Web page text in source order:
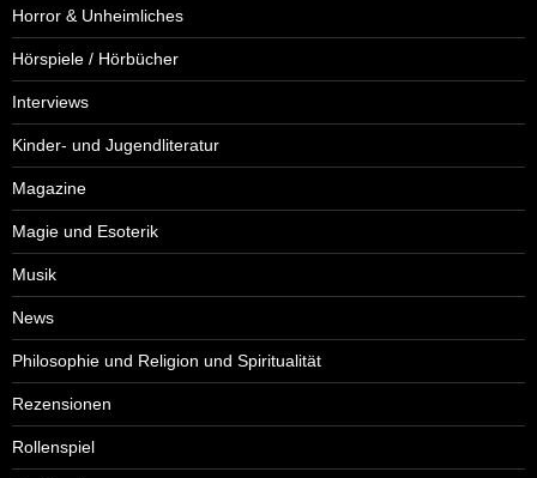
Horror & Unheimliches
Hörspiele / Hörbücher
Interviews
Kinder- und Jugendliteratur
Magazine
Magie und Esoterik
Musik
News
Philosophie und Religion und Spiritualität
Rezensionen
Rollenspiel